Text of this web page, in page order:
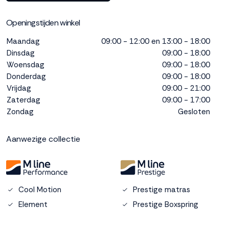
volgen. Dat doen we
legitiem en belangrijk,
anoniem. Meer
weten? Lees
dit overzicht
alle
cookieinstellingen en
lees hier onze privacy
policy
toestemming voor
onze marketing
Weigeren? Dan
plaatsen we alleen
functionele en
Openingstijden winkel
Maandag
09:00 - 12:00 en 13:00 - 18:00
Dinsdag
09:00 - 18:00
Woensdag
09:00 - 18:00
Donderdag
09:00 - 18:00
Vrijdag
09:00 - 21:00
Zaterdag
09:00 - 17:00
Zondag
Gesloten
Aanwezige collectie
Cool Motion
Element
Prestige matras
Prestige Boxspring